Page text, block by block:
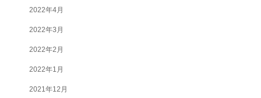
2022年4月
2022年3月
2022年2月
2022年1月
2021年12月